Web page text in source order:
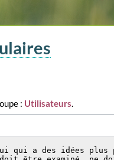
: Utilisateurs.